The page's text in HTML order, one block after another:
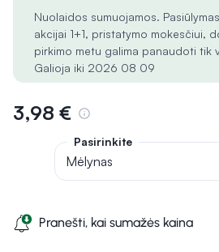
Nuolaidos sumuojamos.
akcijai 1+1, pristatymo mokesčiui,
pirkimo metu galima panaudoti tik
Galioja iki 2026 08 09
3,98 €
Pranešti, kai sumažės kaina
Pasirinkite
Mėlynas